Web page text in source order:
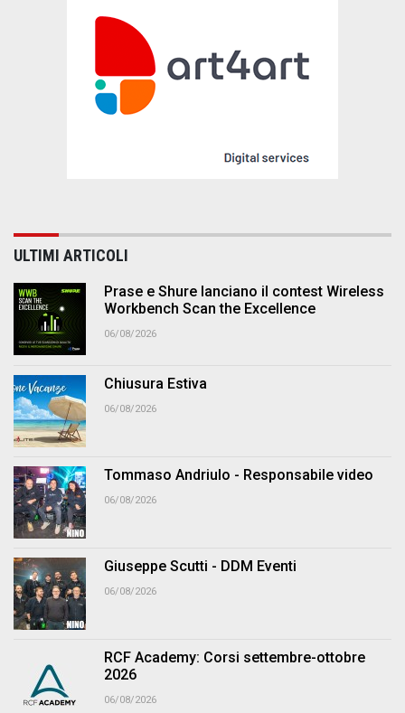
ULTIMI ARTICOLI
Prase e Shure lanciano il contest Wireless
Workbench Scan the Excellence
06/08/2026
Chiusura Estiva
06/08/2026
Tommaso Andriulo - Responsabile video
06/08/2026
Giuseppe Scutti - DDM Eventi
06/08/2026
RCF Academy: Corsi settembre-ottobre
2026
06/08/2026